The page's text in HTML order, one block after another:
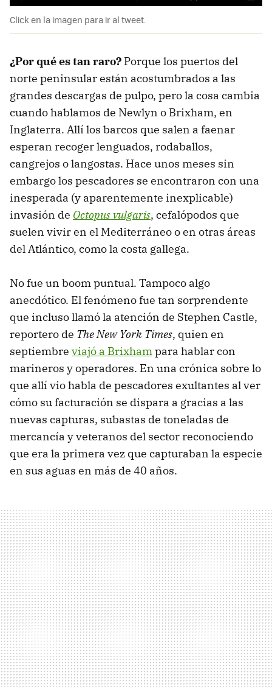
Click en la imagen para ir al tweet.
¿Por qué es tan raro? Porque los puertos del
norte peninsular están acostumbrados a las
grandes descargas de pulpo, pero la cosa cambia
cuando hablamos de Newlyn o Brixham, en
Inglaterra. Allí los barcos que salen a faenar
esperan recoger lenguados, rodaballos,
cangrejos o langostas. Hace unos meses sin
embargo los pescadores se encontraron con una
inesperada (y aparentemente inexplicable)
invasión de Octopus vulgaris, cefalópodos que
suelen vivir en el Mediterráneo o en otras áreas
del Atlántico, como la costa gallega.
No fue un boom puntual. Tampoco algo
anecdótico. El fenómeno fue tan sorprendente
que incluso llamó la atención de Stephen Castle,
reportero de The New York Times, quien en
septiembre viajó a Brixhampara hablar con
marineros y operadores. En una crónica sobre lo
que allí vio habla de pescadores exultantes al ver
cómo su facturación se dispara a gracias a las
nuevas capturas, subastas de toneladas de
mercancía y veteranos del sector reconociendo
que era la primera vez que capturaban la especie
en sus aguas en más de 40 años.